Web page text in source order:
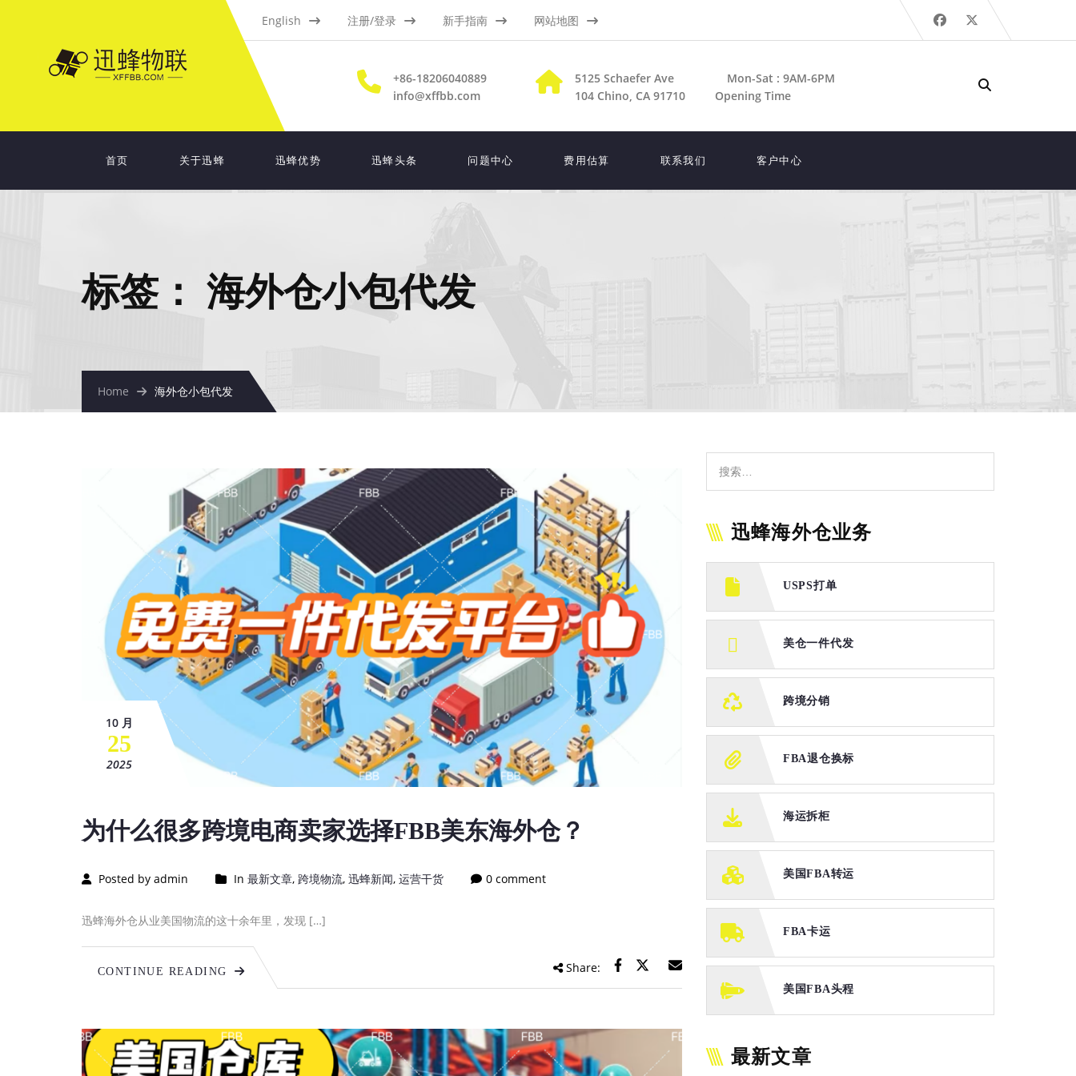
English 注册/登录 新手指南 网站地图
+86-18206040889
info@xffbb.com
5125 Schaefer Ave
104 Chino, CA 91710
Mon-Sat : 9AM-6PM
Opening Time
首页 关于迅蜂 迅蜂优势 迅蜂头条 问题中心 费用估算 联系我们 客户中心
标签： 海外仓小包代发
Home 海外仓小包代发
10 月
25
2025
为什么很多跨境电商卖家选择FBB美东海外仓？
Posted by admin In 最新文章, 跨境物流, 迅蜂新闻, 运营干货 0 comment
迅蜂海外仓从业美国物流的这十余年里，发现 […]
CONTINUE READING Share:
迅蜂海外仓业务
USPS打单
美仓一件代发
跨境分销
FBA退仓换标
海运拆柜
美国FBA转运
FBA卡运
美国FBA头程
最新文章